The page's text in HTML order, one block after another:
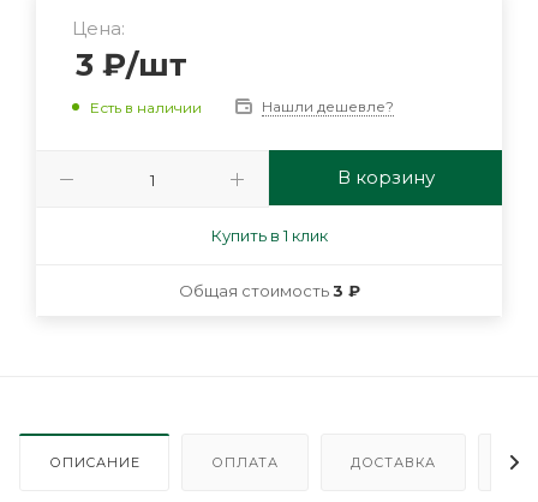
Цена:
3 ₽/шт
Есть в наличии Нашли дешевле?
В корзину
Купить в 1 клик
Общая стоимость3 ₽
ОПИСАНИЕ ОПЛАТА ДОСТАВКА